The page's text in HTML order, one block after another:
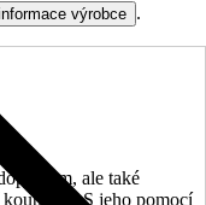
ale také
S jeho pomocí
výrobce .